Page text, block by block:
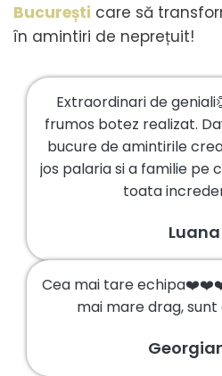
București care să
în amintiri de neprețuit!
Extraordinari de
frumos botez realizat.
bucure de amintirile
jos palaria si a familie pe
toata
Luana
Cea mai tare
mai mare drag,